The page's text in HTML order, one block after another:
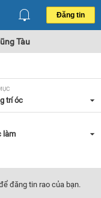
Đăng tin
Tàu
trí óc
làm
đăng tin rao của bạn.